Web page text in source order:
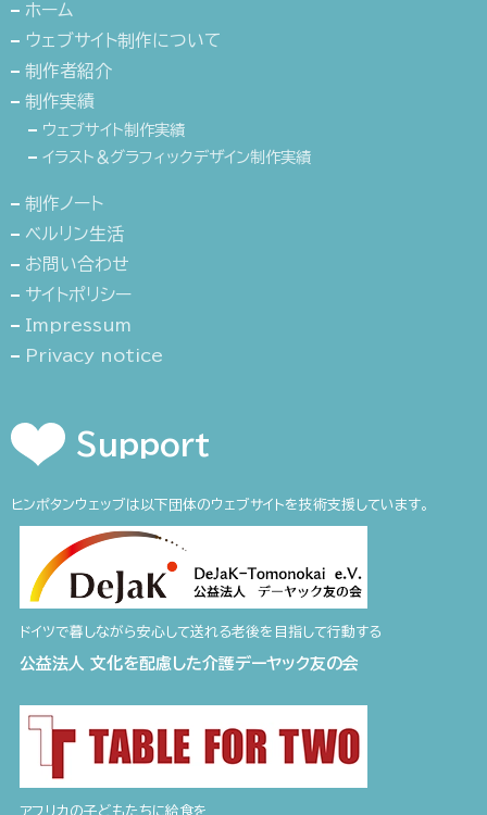
ホーム
ウェブサイト制作について
制作者紹介
制作実績
ウェブサイト制作実績
イラスト＆グラフィックデザイン制作実績
制作ノート
ベルリン生活
お問い合わせ
サイトポリシー
Impressum
Privacy notice
Support
ヒンポタンウェッブは以下団体のウェブサイトを技術支援しています。
ドイツで暮しながら安心して送れる老後を目指して行動する
公益法人 文化を配慮した介護デーヤック友の会
アフリカの子どもたちに給食を